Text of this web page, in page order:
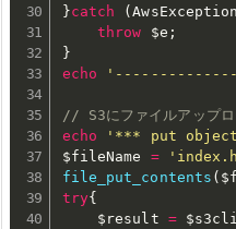
}catch (
throw
$e ;
}
echo
// S3にファイルアップロ
echo
'*** put
$fileName
=
file_put_contents (
try{
$result =